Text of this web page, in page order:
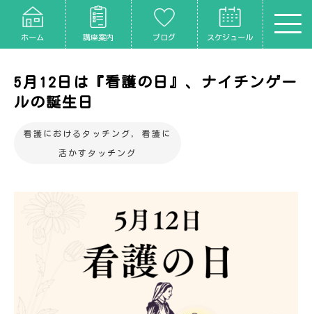
ホーム 講座案内 ブログ スケジュール
5月12日は『看護の日』、ナイチンゲー
ルの誕生日
看護におけるタッチング , 看護に
活かすタッチング